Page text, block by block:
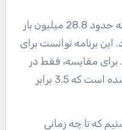
مورد دوم Snack Video است که حدود 28.8 میلیون بار
این برنامه توانست برای
۱۰ تایی شود. برای مقایسه، فقط در
ماه ژوئن 7.8 میلیون بار دانلود شده است که 3.5 برابر
که تا چه زمانی